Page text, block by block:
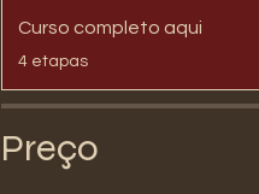
Curso completo aqui
.
4 etapas
Preço